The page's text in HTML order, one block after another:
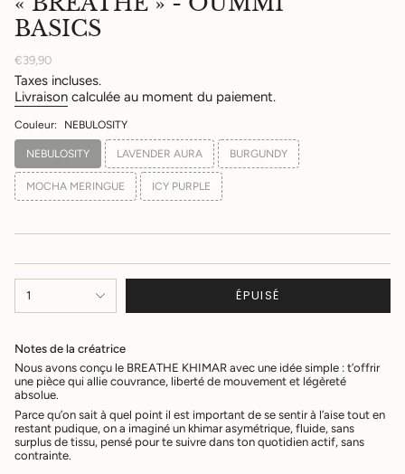
BASICS
Prix
régulier
€39,90
Taxes incluses.
Livraison calculée au moment du paiement.
Couleur: NEBULOSITY
NEBULOSITY LAVENDER AURA BURGUNDY
MOCHA MERINGUE ICY PURPLE
<span
class=\"quantity-
{{
quantity
}}
</span>
dans
le
panier",
"decrease"=>"Diminuer
1 ÉPUISÉ
Notes de la créatrice
Nous avons conçu le BREATHE KHIMAR avec une idée simple : t’offrir
une pièce qui allie couvrance, liberté de mouvement et légèreté
absolue.
Parce qu’on sait à quel point il est important de se sentir à l’aise tout en
restant pudique, on a imaginé un khimar asymétrique, fluide, sans
surplus de tissu, pensé pour te suivre dans ton quotidien actif, sans
contrainte.